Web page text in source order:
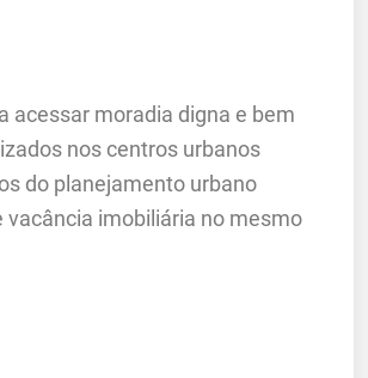
acessar moradia digna e bem
nos centros urbanos
do planejamento urbano
imobiliária no mesmo